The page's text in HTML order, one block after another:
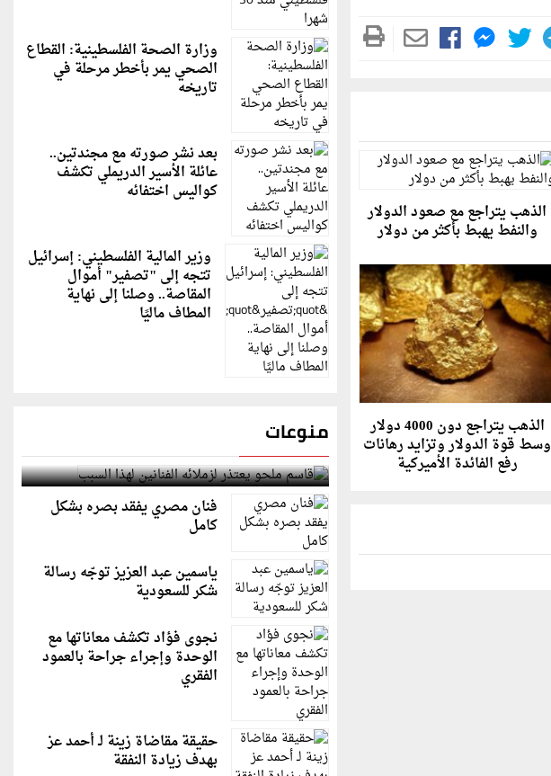
الذهب يتراجع مع صعود الدولار
والنفط يهبط بأكثر من دولار
الذهب يتراجع دون 4000 دولار
وسط قوة الدولار وتزايد رهانات
رفع الفائدة الأميركية
وزارة الصحة الفلسطينية: القطاع
الصحي يمر بأخطر مرحلة في
تاريخه
بعد نشر صورته مع مجندتين..
عائلة الأسير الدريملي تكشف
كواليس اختفائه
وزير المالية الفلسطيني: إسرائيل
تتجه إلى "تصفير" أموال
المقاصة.. وصلنا إلى نهاية
المطاف ماليًا
منوعات
قاسم ملحو يعتذر لزملائه الفنانين لهذا السبب
فنان مصري يفقد بصره بشكل
كامل
ياسمين عبد العزيز توجّه رسالة
شكر للسعودية
نجوى فؤاد تكشف معاناتها مع
الوحدة وإجراء جراحة بالعمود
الفقري
حقيقة مقاضاة زينة لـ أحمد عز
بهدف زيادة النفقة